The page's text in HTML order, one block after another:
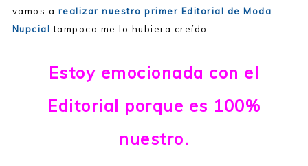
vamos a realizar nuestro primer Editorial de Moda
Nupcial tampoco me lo hubiera creído.
Estoy emocionada con el
Editorial porque es 100%
nuestro.